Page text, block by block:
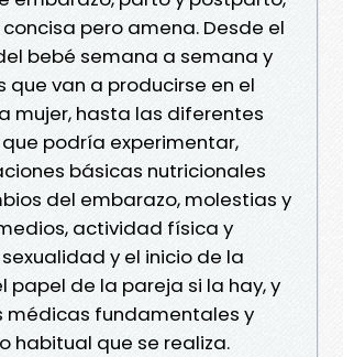
pero amena. Desde el
bebé semana a semana y
que van a producirse en el
mujer, hasta las diferentes
podría experimentar,
básicas nutricionales
del embarazo, molestias y
actividad física y
y el inicio de la
papel de la pareja si la hay, y
médicas fundamentales y
habitual que se realiza.